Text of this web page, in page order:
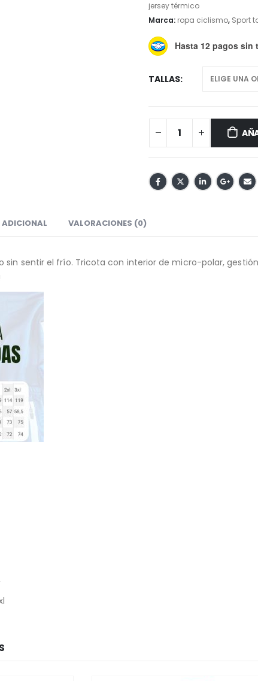
jersey térmico
Marca: ropa ciclismo, Sport
Hasta 12 pagos sin
TALLAS
VALORACIONES (0)
sin sentir el frío. Tricota con interior de micro-polar,